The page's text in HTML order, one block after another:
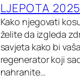
LJEPOTA
Kako njegovati
želite da izgleda
savjeta kako bi
regenerator koji
nahranite…